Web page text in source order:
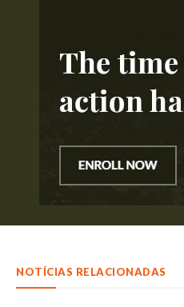
NOTÍCIAS RELACIONADAS